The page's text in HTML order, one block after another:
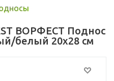
ВОРФЕСТ Поднос
белый 20x28 см